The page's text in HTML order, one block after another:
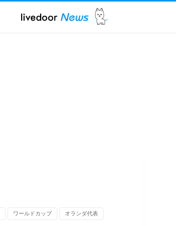
ワールドカップ オランダ代表